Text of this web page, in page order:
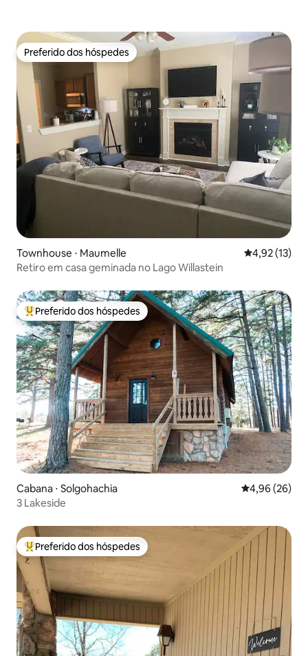
Preferido dos hóspedes
Preferido dos hóspedes
Townhouse ⋅ Maumelle 4,92 de uma
4,92 (13)
Retiro em casa geminada no Lago Willastein
Entre os melhores preferidos dos hóspedes
Preferido dos hóspedes
Cabana ⋅ Solgohachia 4,96 de uma
4,96 (26)
3 Lakeside
Entre os melhores preferidos dos hóspedes
Preferido dos hóspedes